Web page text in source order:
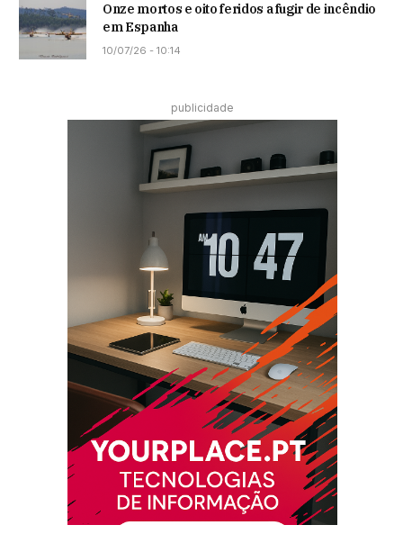
Onze mortos e oito feridos a fugir de incêndio
em Espanha
10/07/26 - 10:14
publicidade